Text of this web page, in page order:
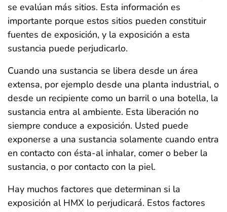
se evalúan más sitios. Esta información es
importante porque estos sitios pueden constituir
fuentes de exposición, y la exposición a esta
sustancia puede perjudicarlo.
Cuando una sustancia se libera desde un área
extensa, por ejemplo desde una planta industrial, o
desde un recipiente como un barril o una botella, la
sustancia entra al ambiente. Esta liberación no
siempre conduce a exposición. Usted puede
exponerse a una sustancia solamente cuando entra
en contacto con ésta-al inhalar, comer o beber la
sustancia, o por contacto con la piel.
Hay muchos factores que determinan si la
exposición al HMX lo perjudicará. Estos factores